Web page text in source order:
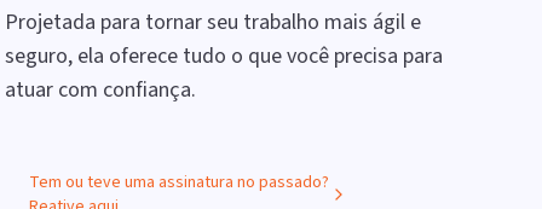
Projetada para tornar seu trabalho mais ágil e
seguro, ela oferece tudo o que você precisa para
atuar com confiança.
Tem ou teve uma assinatura no passado?